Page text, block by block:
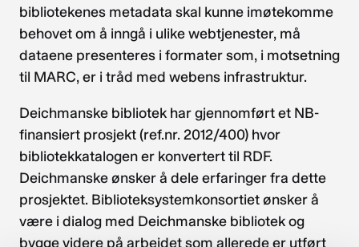
bibliotekenes metadata skal kunne imøtekomme
behovet om å inngå i ulike webtjenester, må
dataene presenteres i formater som, i motsetning
til MARC, er i tråd med webens infrastruktur.
Deichmanske bibliotek har gjennomført et NB-
finansiert prosjekt (ref.nr. 2012/400) hvor
bibliotekkatalogen er konvertert til RDF.
Deichmanske ønsker å dele erfaringer fra dette
prosjektet. Biblioteksystemkonsortiet ønsker å
være i dialog med Deichmanske bibliotek og
bygge videre på arbeidet som allerede er utført